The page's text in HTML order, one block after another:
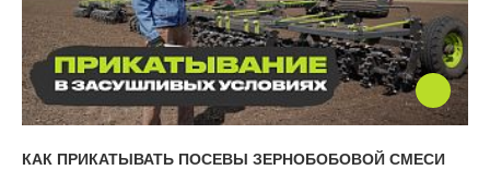
КАК ПРИКАТЫВАТЬ ПОСЕВЫ ЗЕРНОБОБОВОЙ СМЕСИ